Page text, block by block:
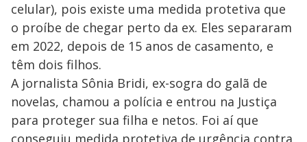
celular), pois existe uma medida protetiva que
o proíbe de chegar perto da ex. Eles separaram
em 2022, depois de 15 anos de casamento, e
têm dois filhos.
A jornalista Sônia Bridi, ex-sogra do galã de
novelas, chamou a polícia e entrou na Justiça
para proteger sua filha e netos. Foi aí que